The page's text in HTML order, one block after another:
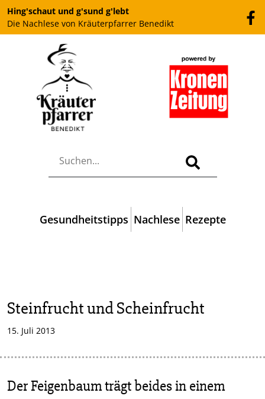
Hing'schaut und g'sund g'lebt
Die Nachlese von Kräuterpfarrer Benedikt
Gesundheitstipps Nachlese Rezepte
Steinfrucht und Scheinfrucht
15. Juli 2013
Der Feigenbaum trägt beides in einem